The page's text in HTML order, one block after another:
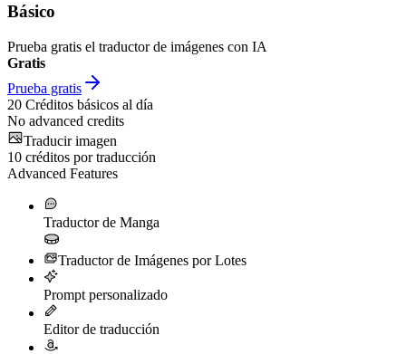
Básico
Prueba gratis el traductor de imágenes con IA
Gratis
Prueba gratis
20 Créditos básicos al día
No advanced credits
Traducir imagen
10 créditos por traducción
Advanced Features
Traductor de Manga
Traductor de Imágenes por Lotes
Prompt personalizado
Editor de traducción